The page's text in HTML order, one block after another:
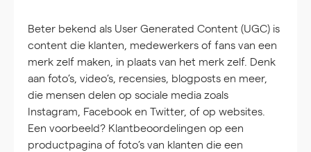
Beter bekend als User Generated Content (UGC) is
content die klanten, medewerkers of fans van een
merk zelf maken, in plaats van het merk zelf. Denk
aan foto’s, video’s, recensies, blogposts en meer,
die mensen delen op sociale media zoals
Instagram, Facebook en Twitter, of op websites.
Een voorbeeld? Klantbeoordelingen op een
productpagina of foto’s van klanten die een